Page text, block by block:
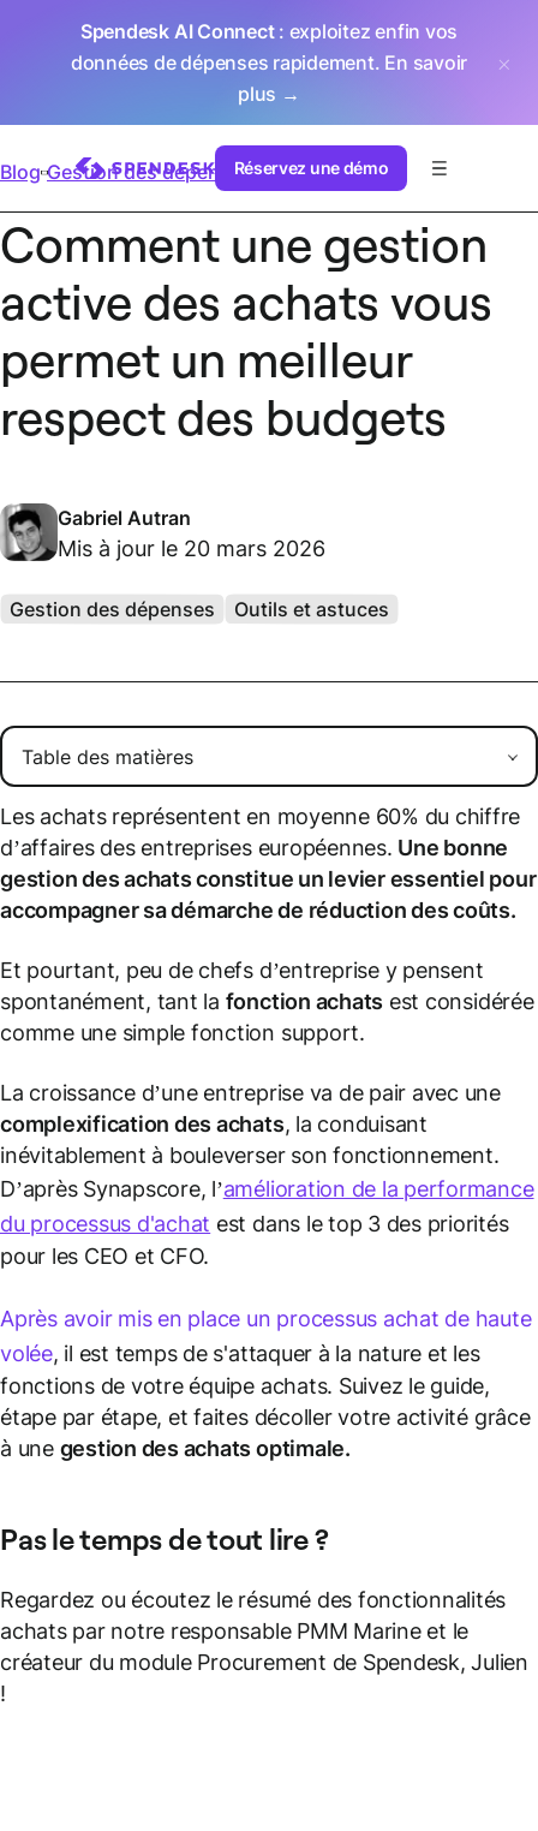
Spendesk AI Connect: exploitez enfin vos
données de dépenses rapidement. En savoir
plus →
Réservez une démo
Blog Gestion des dépenses
Comment une gestion
active des achats vous
permet un meilleur
respect des budgets
Gabriel Autran
Mis à jour le 20 mars 2026
Gestion des dépenses Outils et astuces
Les achats représentent en moyenne 60% du chiffre
d’affaires des entreprises européennes. Une bonne
gestion des achats constitue un levier essentiel pour
accompagner sa démarche de réduction des coûts.
Et pourtant, peu de chefs d’entreprise y pensent
spontanément, tant la fonction achats est considérée
comme une simple fonction support.
La croissance d’une entreprise va de pair avec une
complexification des achats, la conduisant
inévitablement à bouleverser son fonctionnement.
D’après Synapscore, l’amélioration de la performance
du processus d'achat est dans le top 3 des priorités
pour les CEO et CFO.
Après avoir mis en place un processus achat de haute
volée, il est temps de s'attaquer à la nature et les
fonctions de votre équipe achats. Suivez le guide,
étape par étape, et faites décoller votre activité grâce
à une gestion des achats optimale.
Pas le temps de tout lire ?
Regardez ou écoutez le résumé des fonctionnalités
achats par notre responsable PMM Marine et le
créateur du module Procurement de Spendesk, Julien
!